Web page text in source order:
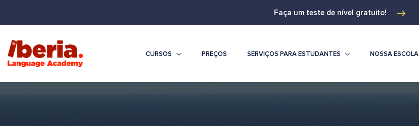
Faça um teste de nível gratuito!
CURSOS PREÇOS SERVIÇOS PARA ESTUDANTES NOSSA ESCOLA